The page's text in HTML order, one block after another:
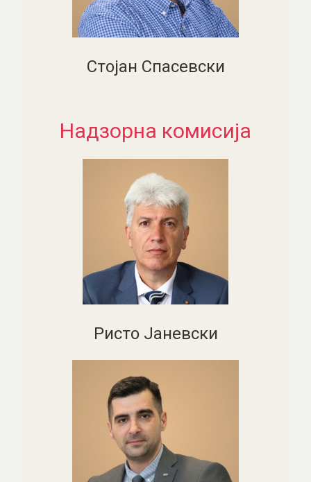
Стојан Спасевски
Надзорна комисија
Ристо Јаневски